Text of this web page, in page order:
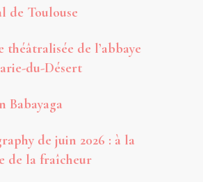
de Toulouse
théâtralisée de l’abbaye
du-Désert
Babayaga
de juin 2026 : à la
de la fraîcheur